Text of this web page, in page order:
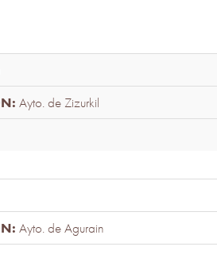
Ayto. de Zizurkil
Ayto. de Agurain